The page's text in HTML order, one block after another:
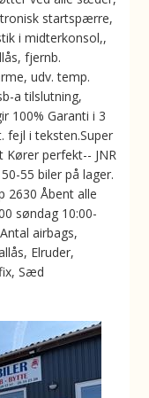
startspærre,
i midterkonsol,,
fjernb.
udv. temp.
a tilslutning,
100% Garanti i 3
fejl i teksten.Super
perfekt-- JNR
55 biler på lager.
2630 Åbent alle
søndag 10:00-
airbags,
Elruder,
Sæd